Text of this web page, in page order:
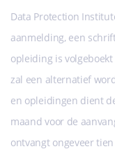
Data Protection
aanmelding, een
opleiding is
zal een alternatief
en opleidingen dient
maand voor de
ontvangt ongeveer